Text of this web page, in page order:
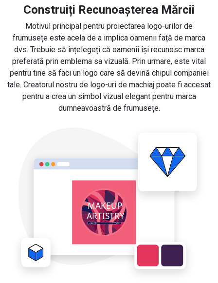
Construiți Recunoașterea Mărcii
Motivul principal pentru proiectarea logo-urilor de
frumusețe este acela de a implica oamenii față de marca
dvs. Trebuie să înțelegeți că oamenii își recunosc marca
preferată prin emblema sa vizuală. Prin urmare, este vital
pentru tine să faci un logo care să devină chipul companiei
tale. Creatorul nostru de logo-uri de machiaj poate fi accesat
pentru a crea un simbol vizual elegant pentru marca
dumneavoastră de frumusețe.